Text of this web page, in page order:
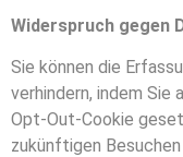
Widerspruch gegen
Sie können die
verhindern, indem Sie
Opt-Out-Cookie
zukünftigen